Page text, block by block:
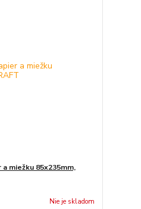
miežku 85x235mm,
Nie je skladom